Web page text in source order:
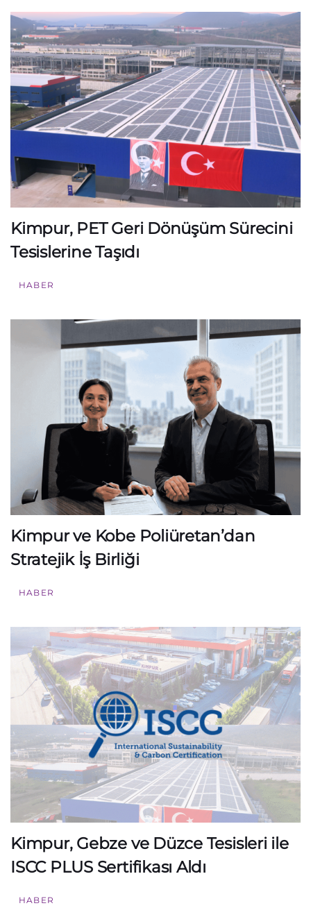
Kimpur, PET Geri Dönüşüm Sürecini
Tesislerine Taşıdı
HABER
Kimpur ve Kobe Poliüretan’dan
Stratejik İş Birliği
HABER
Kimpur, Gebze ve Düzce Tesisleri ile
ISCC PLUS Sertifikası Aldı
HABER